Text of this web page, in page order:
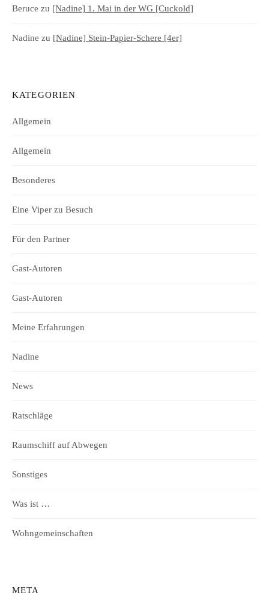
Beruce zu [Nadine] 1. Mai in der WG [Cuckold]
Nadine zu [Nadine] Stein-Papier-Schere [4er]
KATEGORIEN
Allgemein
Allgemein
Besonderes
Eine Viper zu Besuch
Für den Partner
Gast-Autoren
Gast-Autoren
Meine Erfahrungen
Nadine
News
Ratschläge
Raumschiff auf Abwegen
Sonstiges
Was ist …
Wohngemeinschaften
META